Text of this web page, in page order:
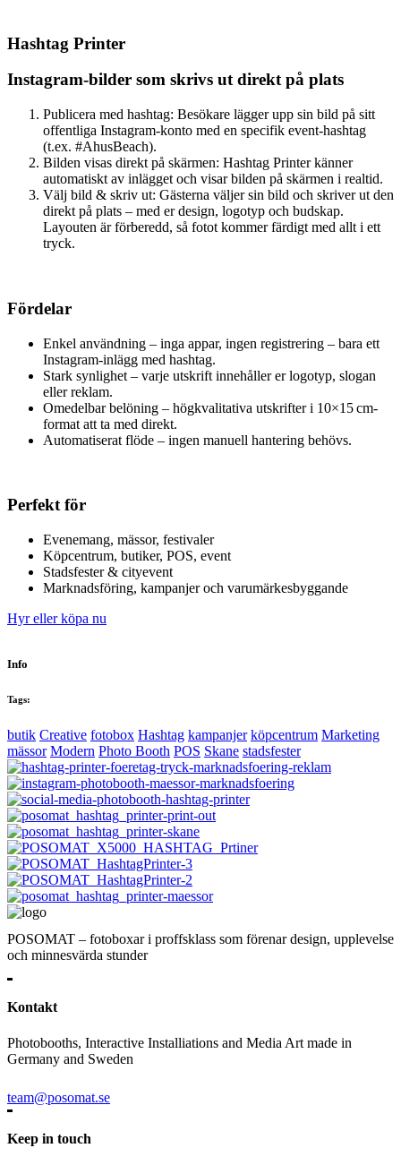
Hashtag Printer
Instagram-bilder som skrivs ut direkt på plats
Publicera med hashtag: Besökare lägger upp sin bild på sitt
offentliga Instagram-konto med en specifik event-hashtag
(t.ex. #AhusBeach).
Bilden visas direkt på skärmen: Hashtag Printer känner
automatiskt av inlägget och visar bilden på skärmen i realtid.
Välj bild & skriv ut: Gästerna väljer sin bild och skriver ut den
direkt på plats – med er design, logotyp och budskap.
Layouten är förberedd, så fotot kommer färdigt med allt i ett
tryck.
Fördelar
Enkel användning – inga appar, ingen registrering – bara ett
Instagram-inlägg med hashtag.
Stark synlighet – varje utskrift innehåller er logotyp, slogan
eller reklam.
Omedelbar belöning – högkvalitativa utskrifter i 10×15 cm-
format att ta med direkt.
Automatiserat flöde – ingen manuell hantering behövs.
Perfekt för
Evenemang, mässor, festivaler
Köpcentrum, butiker, POS, event
Stadsfester & cityevent
Marknadsföring, kampanjer och varumärkesbyggande
Hyr eller köpa nu
Info
Tags:
butik Creative fotobox Hashtag kampanjer köpcentrum Marketing
mässor Modern Photo Booth POS Skane stadsfester
POSOMAT – fotoboxar i proffsklass som förenar design, upplevelse
och minnesvärda stunder
Kontakt
Photobooths, Interactive Installiations and Media Art made in
Germany and Sweden
team@posomat.se
Keep in touch